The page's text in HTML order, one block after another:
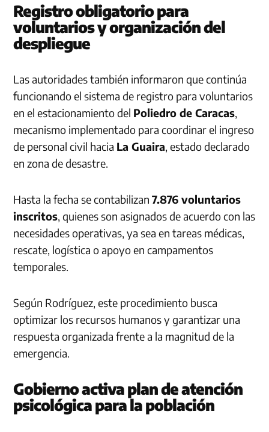
Registro obligatorio para
voluntarios y organización del
despliegue
Las autoridades también informaron que continúa
funcionando el sistema de registro para voluntarios
en el estacionamiento del Poliedro de Caracas,
mecanismo implementado para coordinar el ingreso
de personal civil hacia La Guaira, estado declarado
en zona de desastre.
Hasta la fecha se contabilizan7.876 voluntarios
inscritos, quienes son asignados de acuerdo con las
necesidades operativas, ya sea en tareas médicas,
rescate, logística o apoyo en campamentos
temporales.
Según Rodríguez, este procedimiento busca
optimizar los recursos humanos y garantizar una
respuesta organizada frente a la magnitud de la
emergencia.
Gobierno activa plan de atención
psicológica para la población